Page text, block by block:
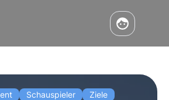
Schauspieler
Ziele